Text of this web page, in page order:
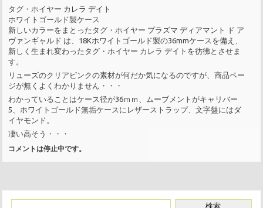
タグ・ホイヤー カレラ デイト
ホワイトゴールド製ケース
新しいカラーをまとったタグ・ホイヤー プラズマ ディアマント ド ア
ヴァンギャルド は、18Kホワイトゴールド製の36mmケースを備え、
新しく生まれ変わったタグ・ホイヤー カレラ デイトを彷彿とさせま
す。
リューズのクリアピンクの素材が何だか気になるのですが、商品ペー
ジが無くよくわかりません・・・
わかっていることはケース径が36ｍｍ、ムーブメントがキャリバー
5、ホワイトゴールド無垢ケースにレザーストラップ、文字盤にはダ
イヤモンド。
凄い高そう・・・
コメントは停止中です。